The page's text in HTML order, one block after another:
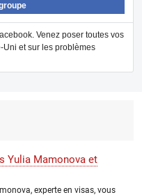
Venez poser toutes vos
et sur les problèmes
Yulia Mamonova et
experte en visas, vous